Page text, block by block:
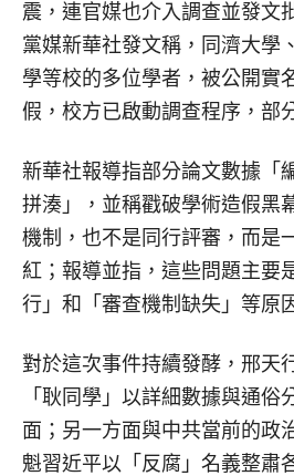
震，連官媒也介入調查並發文
黨媒新華社發文稱，同濟大學
學等校的多位學者，被公開實
假，校方已啟動調查程序，部
新華社報導指部分論文數據「
拼湊」，並稱戳破學術造假黑
機制，也不是同行評審，而是
紅；報導並指，這些問題主要
行」和「審查機制缺失」等原
對於這次事件持續發酵，邢天
「耿同學」以詳細數據與通俗
面；另一方面與中共當前的政
魁習近平以「反腐」名義整肅